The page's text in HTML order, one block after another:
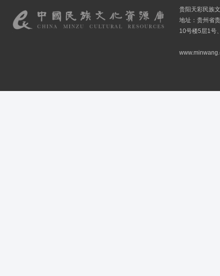
贵阳天彩民族
地址：贵州省
10号楼5层1号